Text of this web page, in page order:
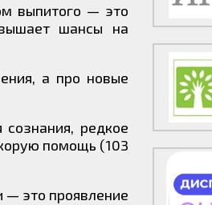
выпитого — это
шансы на
а про новые
редкое
помощь (103
— это проявление